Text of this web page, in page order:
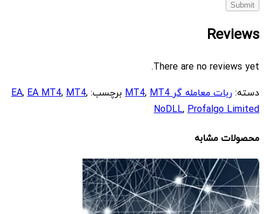
Reviews
There are no reviews yet.
دسته:ربات معامله گر MT4 ,MT4 برچسب: EA,EA MT4,MT4,
NoDLL,Profalgo Limited
محصولات مشابه